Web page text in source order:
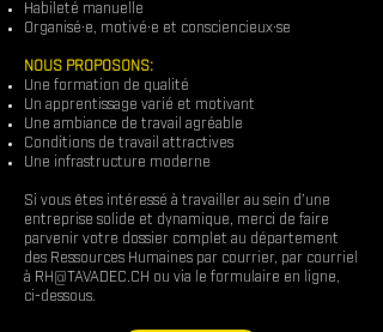
Habileté manuelle
Organisé·e, motivé·e et consciencieux·se
NOUS PROPOSONS:
Une formation de qualité
Un apprentissage varié et motivant
Une ambiance de travail agréable
Conditions de travail attractives
Une infrastructure moderne
Si vous êtes intéressé à travailler au sein d’une
entreprise solide et dynamique, merci de faire
parvenir votre dossier complet au département
des Ressources Humaines par courrier, par courriel
à RH@TAVADEC.CH ou via le formulaire en ligne,
ci-dessous.